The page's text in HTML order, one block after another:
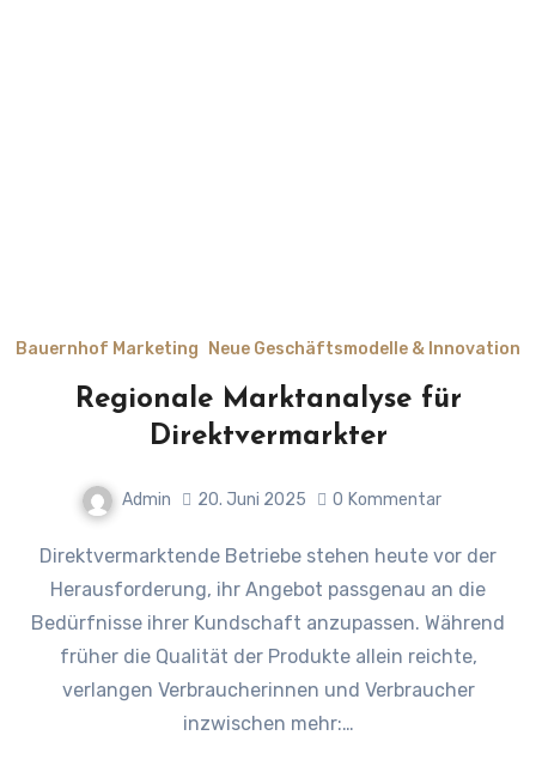
Bauernhof Marketing Neue Geschäftsmodelle & Innovation
Regionale Marktanalyse für
Direktvermarkter
Admin 20. Juni 2025 0 Kommentar
Direktvermarktende Betriebe stehen heute vor der
Herausforderung, ihr Angebot passgenau an die
Bedürfnisse ihrer Kundschaft anzupassen. Während
früher die Qualität der Produkte allein reichte,
verlangen Verbraucherinnen und Verbraucher
inzwischen mehr:…